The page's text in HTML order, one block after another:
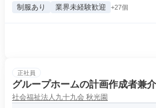
制服あり 業界未経験歓迎 +27個
正社員
グループホームの計画作成者兼
社会福祉法人九十九会 秋光園